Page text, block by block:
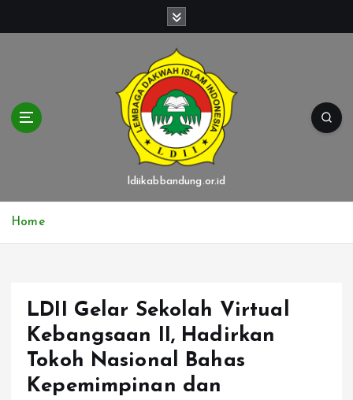
ldiikabbandung.or.id
Home
LDII Gelar Sekolah Virtual
Kebangsaan II, Hadirkan
Tokoh Nasional Bahas
Kepemimpinan dan